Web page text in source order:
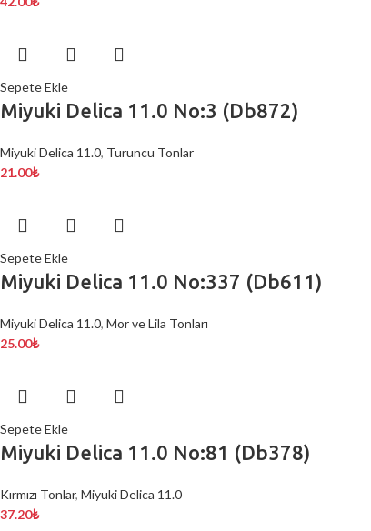
Sepete Ekle
Miyuki Delica 11.0 No:3 (Db872)
Miyuki Delica 11.0, Turuncu Tonlar
21.00₺
Sepete Ekle
Miyuki Delica 11.0 No:337 (Db611)
Miyuki Delica 11.0, Mor ve Lila Tonları
25.00₺
Sepete Ekle
Miyuki Delica 11.0 No:81 (Db378)
Kırmızı Tonlar, Miyuki Delica 11.0
37.20₺